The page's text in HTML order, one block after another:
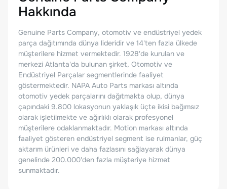
Hakkında
Genuine Parts Company, otomotiv ve endüstriyel yedek
parça dağıtımında dünya lideridir ve 14'ten fazla ülkede
müşterilere hizmet vermektedir. 1928'de kurulan ve
merkezi Atlanta'da bulunan şirket, Otomotiv ve
Endüstriyel Parçalar segmentlerinde faaliyet
göstermektedir. NAPA Auto Parts markası altında
otomotiv yedek parçalarını dağıtmakta olup, dünya
çapındaki 9.800 lokasyonun yaklaşık üçte ikisi bağımsız
olarak işletilmekte ve ağırlıklı olarak profesyonel
müşterilere odaklanmaktadır. Motion markası altında
faaliyet gösteren endüstriyel segment ise rulmanlar, güç
aktarım ürünleri ve daha fazlasını sağlayarak dünya
genelinde 200.000'den fazla müşteriye hizmet
sunmaktadır.